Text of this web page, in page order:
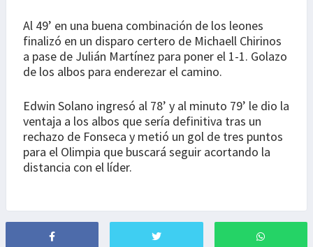
Al 49’ en una buena combinación de los leones
finalizó en un disparo certero de Michaell Chirinos
a pase de Julián Martínez para poner el 1-1. Golazo
de los albos para enderezar el camino.
Edwin Solano ingresó al 78’ y al minuto 79’ le dio la
ventaja a los albos que sería definitiva tras un
rechazo de Fonseca y metió un gol de tres puntos
para el Olimpia que buscará seguir acortando la
distancia con el líder.